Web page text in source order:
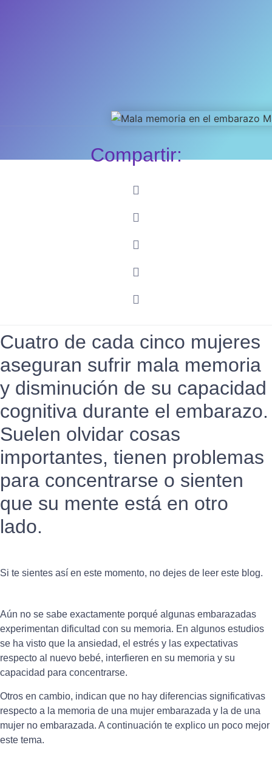
Compartir:
Cuatro de cada cinco mujeres
aseguran sufrir mala memoria
y disminución de su capacidad
cognitiva durante el embarazo.
Suelen olvidar cosas
importantes, tienen problemas
para concentrarse o sienten
que su mente está en otro
lado.
Si te sientes así en este momento, no dejes de leer este blog.
Aún no se sabe exactamente porqué algunas embarazadas
experimentan dificultad con su memoria. En algunos estudios
se ha visto que la ansiedad, el estrés y las expectativas
respecto al nuevo bebé, interfieren en su memoria y su
capacidad para concentrarse.
Otros en cambio, indican que no hay diferencias significativas
respecto a la memoria de una mujer embarazada y la de una
mujer no embarazada. A continuación te explico un poco mejor
este tema.